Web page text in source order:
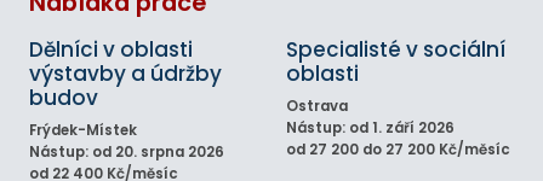
Dělníci v oblasti
výstavby a údržby
budov
Frýdek-Místek
Nástup: od 20. srpna 2026
od 22 400 Kč/měsíc
Specialisté v sociální
oblasti
Ostrava
Nástup: od 1. září 2026
od 27 200 do 27 200 Kč/měsíc